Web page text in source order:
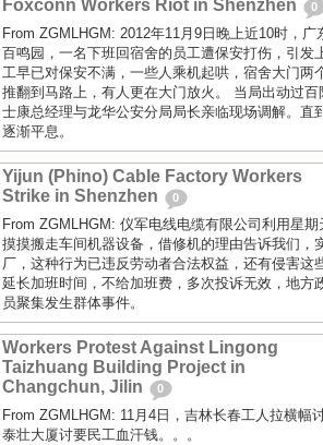
Foxconn Workers Riot in Shenzhen 0
From ZGMLHGM: 2012年11月9日晚上近10时，
百鸣园，一名下班回宿舍的员工遭保安打伤，引发
工早已对保安不满，一些人乘机起哄，宿舍大门两
推翻到马路上，有人更在大门放火。 当局出动过
士康总经理与龙华公安分局局长亲临现场调解。直
逐渐平息。
Yijun (Phino) Cable Factory Workers
Strike in Shenzhen
0
From ZGMLHGM: 仪军电线电缆有限公司利用星
摸摸搬走车间机器设备，借修机的理由告诉我们，
厂，这种行为已违反劳动者合法权益，还有侵害这
延长加班时间，不给加班费，多次投诉无效，地方
员聚集发生群体事件。
Workers Protest Against Lingong
Taizhuang Building Project in
Changchun, Jilin
0
From ZGMLHGM: 11月4日，吉林长春工人拉横幅
泰壮大厦讨要民工血汗钱。。。